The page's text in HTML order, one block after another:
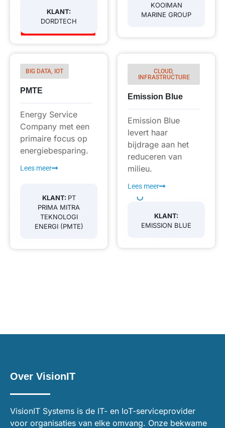
KLANT:
DORDTECH
KOOIMAN
MARINE GROUP
BIG DATA, IOT
PMTE
Energy Service
Company met een
primaire focus op
energiebesparing.
Lees meer
KLANT: PT
PRIMA MITRA
TEKNOLOGI
ENERGI (PMTE)
CLOUD,
INFRASTRUCTURE
Emission Blue
Emission Blue
levert haar
bijdrage aan het
reduceren van
milieu.
Lees meer
KLANT:
EMISSION BLUE
Over VisionIT
VisionIT Systems is de IT- en IoT-serviceprovider
voor organisaties van elke omvang. Onze bekwame